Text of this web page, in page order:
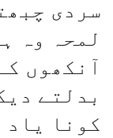
سردی
لمحہ وہ
آنکھوں
بدلتے
کونا یاد